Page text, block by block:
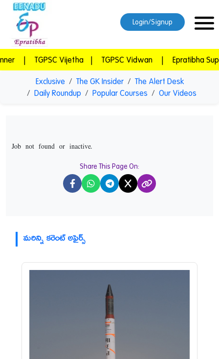
Exclusive The GK Insider
The Alert Desk
Daily Roundup
Popular Courses Our Videos
Job not found or inactive.
Share This Page On:
X
మరిన్ని కరెంట్ అఫైర్స్
Login/Signup
Vijetha | TGPSC Vidwan | Epratibha Super Combo |